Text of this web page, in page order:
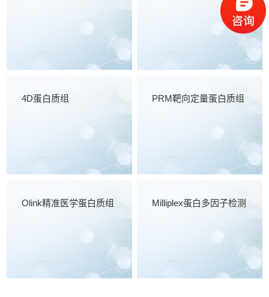
4D蛋白质组 PRM靶向定量蛋白质组
Olink精准医学蛋白质组 Milliplex蛋白多因子检测